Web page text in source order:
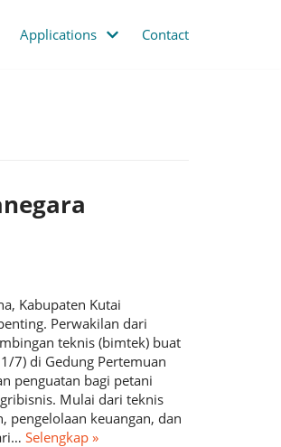
Applications Contact
Kabupaten Kutai
Perwakilan dari
teknis (bimtek) buat
7) di Gedung Pertemuan
penguatan bagi petani
Mulai dari teknis
pengelolaan keuangan, dan
Selengkap »